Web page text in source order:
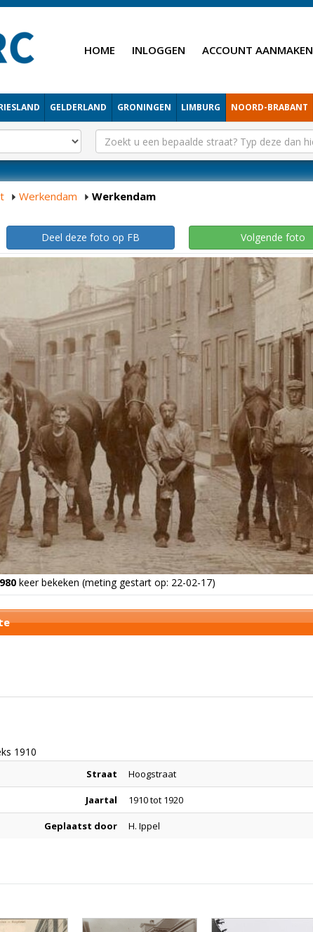
HOME INLOGGEN ACCOUNT AANMAKEN
GELDERLAND GRONINGEN LIMBURG NOORD-BRABANT
Werkendam Werkendam
Deel deze foto op FB Volgende foto
keer bekeken (meting gestart op: 22-02-17)
1910
Straat Hoogstraat
Jaartal 1910 tot 1920
Geplaatst door H. Ippel